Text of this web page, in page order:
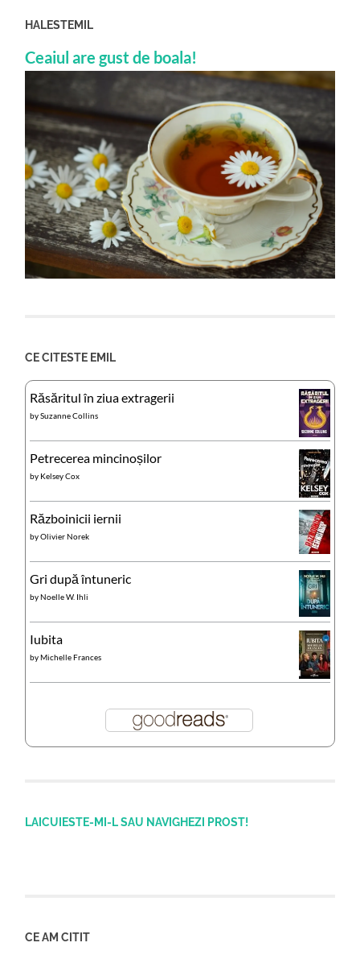
HALESTEMIL
Ceaiul are gust de boala!
CE CITESTE EMIL
Răsăritul în ziua extragerii
bySuzanne Collins
Petrecerea mincinoșilor
by Kelsey Cox
Războinicii iernii
byOlivier Norek
Gri după întuneric
byNoelle W. Ihli
Iubita
byMichelle Frances
LAICUIESTE-MI-L SAU NAVIGHEZI PROST!
CE AM CITIT